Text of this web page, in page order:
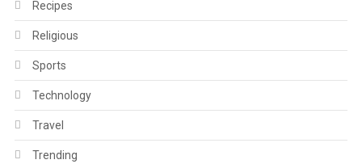
Recipes
Religious
Sports
Technology
Travel
Trending